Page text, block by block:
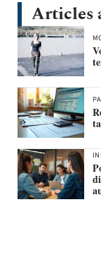
Articles